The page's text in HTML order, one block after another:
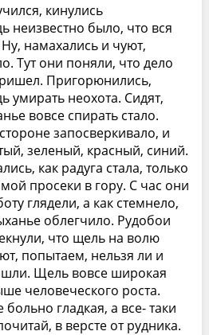
кинулись
неизвестно было, что вся
намахались и чуют,
Тут они поняли, что дело
Пригорюнились,
умирать неохота. Сидят,
вовсе спирать стало.
запосверкивало, и
зеленый, красный, синий.
как радуга стала, только
просеки в гору. С час они
глядели, а как стемнело,
облегчило. Рудобои
что щель на волю
попытаем, нельзя ли и
Щель вовсе широкая
человеческого роста.
гладкая, а все- таки
в версте от рудника.